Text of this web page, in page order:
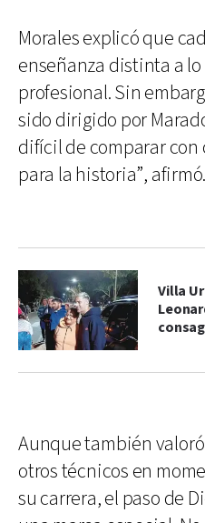
Morales explicó que
enseñanza distinta a
profesional. Sin
sido dirigido por
difícil de comparar con
para la historia”, afirmó.
Villa
Aunque también
otros técnicos en
su carrera, el paso de